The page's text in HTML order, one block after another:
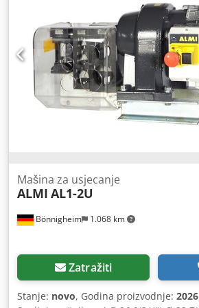
mm - Nožna pedala - Potreban pritisak
Potreban prostor: cca Š 600 x V 1250 x
cca: 180 kg
Bönnigheim 1.068 km
Mašina za usjecanje
ALMI AL1-2U
Zatražiti
Stanje: novo, Godina proizvodnje: 2026